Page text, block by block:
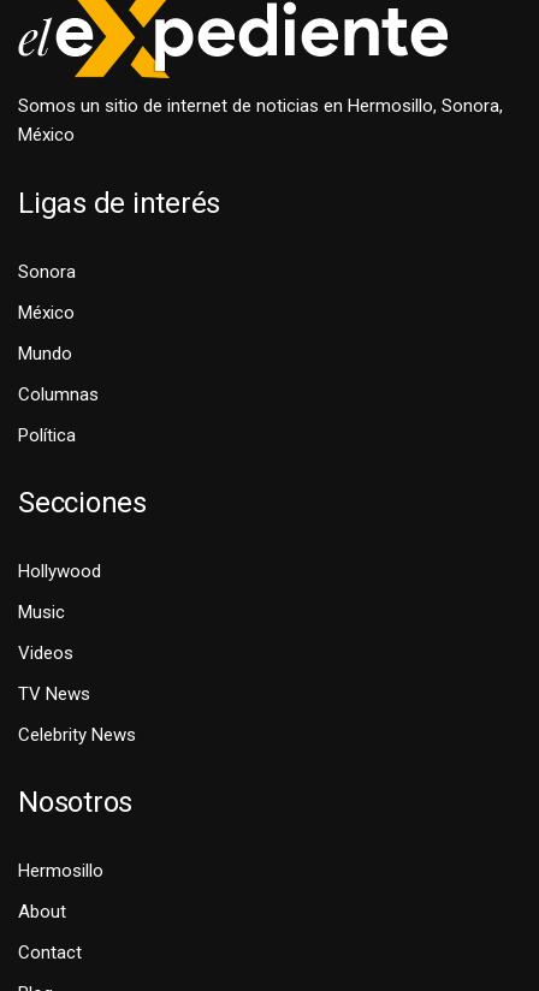
Somos un sitio de internet de noticias en Hermosillo, Sonora,
México
Ligas de interés
Sonora
México
Mundo
Columnas
Política
Secciones
Hollywood
Music
Videos
TV News
Celebrity News
Nosotros
Hermosillo
About
Contact